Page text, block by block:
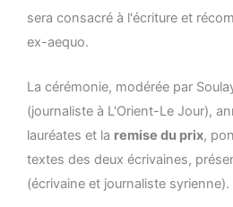
sera consacré à l'écriture et
ex-aequo.
La cérémonie, modérée par
(journaliste à L'Orient-Le Jour),
lauréates et la remise du prix,
textes des deux écrivaines,
(écrivaine et journaliste syrienne).